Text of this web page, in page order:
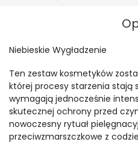
Niebieskie Wygładzenie
Ten zestaw kosmetyków
której procesy starzenia stają
wymagają jednocześnie
skutecznej ochrony przed
nowoczesny rytuał
przeciwzmarszczkowe z